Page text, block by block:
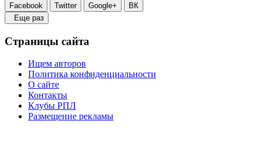
Facebook Twitter Google+
ВК
Еще раз
Страницы сайта
Ищем авторов
Политика конфиденциальности
О сайте
Контакты
Клубы РПЛ
Размещение рекламы